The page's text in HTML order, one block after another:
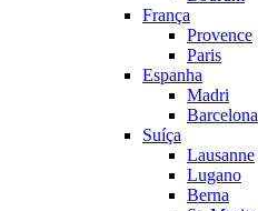
França
Provence
Paris
Espanha
Madri
Barcelona
Suíça
Lausanne
Lugano
Berna